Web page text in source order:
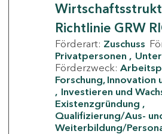
Richtlinie GRW
Förderart: Zuschuss
Privatpersonen
Förderzweck:
Forschung, Innovation
Investieren und
Existenzgründung
Qualifizierung/Aus-
Weiterbildung/